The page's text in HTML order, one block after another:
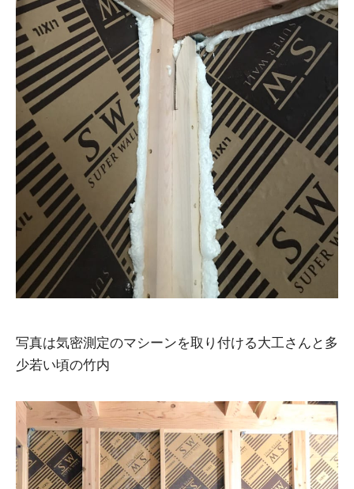
写真は気密測定のマシーンを取り付ける大工さんと多
少若い頃の竹内